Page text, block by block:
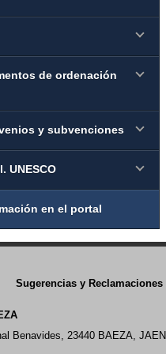
de ordenación
y subvenciones
UNESCO
en el portal
Sugerencias y Reclamaciones
Benavides, 23440 BAEZA, JAEN